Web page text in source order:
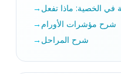
في الخصية: ماذا تفعل
شرح مؤشرات الأورام
شرح المراحل